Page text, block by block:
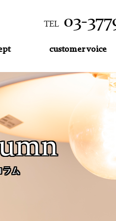
TEL 03-
customer voice
ラム